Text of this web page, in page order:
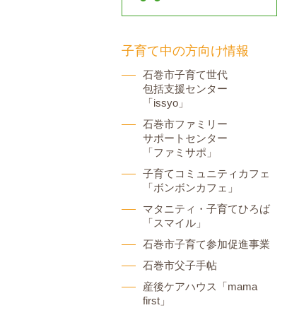
子育て中の方向け情報
石巻市子育て世代
包括支援センター
「issyo」
石巻市ファミリー
サポートセンター
「ファミサポ」
子育てコミュニティカフェ
「ボンボンカフェ」
マタニティ・子育てひろば
「スマイル」
石巻市子育て参加促進事業
石巻市父子手帖
産後ケアハウス「mama
first」